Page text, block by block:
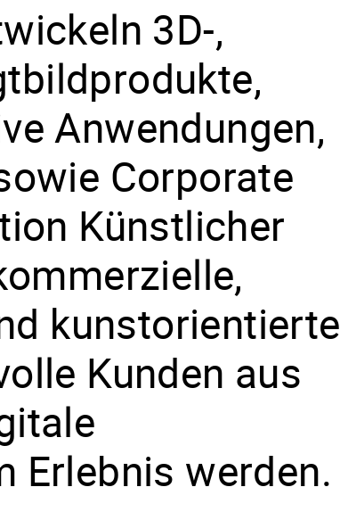
3D-,
Anwendungen,
Corporate
Künstlicher
kunstorientierte
Kunden aus
Erlebnis werden.